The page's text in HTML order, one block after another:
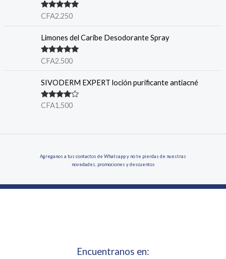
Valorado en
CFA2.250
Limones del Caribe Desodorante Spray
Valorado en
CFA2.500
SIVODERM EXPERT loción purificante antiacné
Valorado
CFA1.500
Agreganos a tus contactos de Whatsapp y no te pierdas de nuestras
novedades, promociones y descuentos
Encuentranos en: